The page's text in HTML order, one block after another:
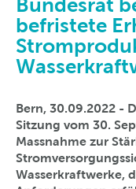
Bundesrat
befristete
Bern, 30.09.2022 -
Sitzung vom 30.
Massnahme zur
Wasserkraftwerke,